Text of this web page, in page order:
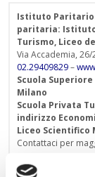
Istituto Paritario
paritaria:
Turismo, Liceo
Via Accademia, 26/
02.29409829–
Scuola
Milano
Scuola Privata
indirizzo
Liceo Scientifico
Contattaci per